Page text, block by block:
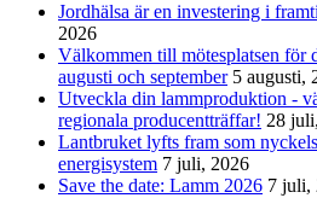
Jordhälsa är en investering i
2026
Välkommen till mötesplatsen för
augusti och september 5 augusti,
Utveckla din lammproduktion -
regionala producentträffar! 28
Lantbruket lyfts fram som
energisystem 7 juli, 2026
Save the date: Lamm 2026 7 juli,